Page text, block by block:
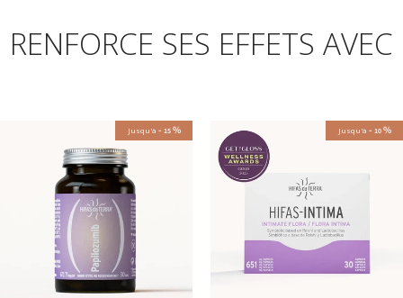
RENFORCE SES EFFETS AVEC
Jusqu'à - 15% Jusqu'à - 10%